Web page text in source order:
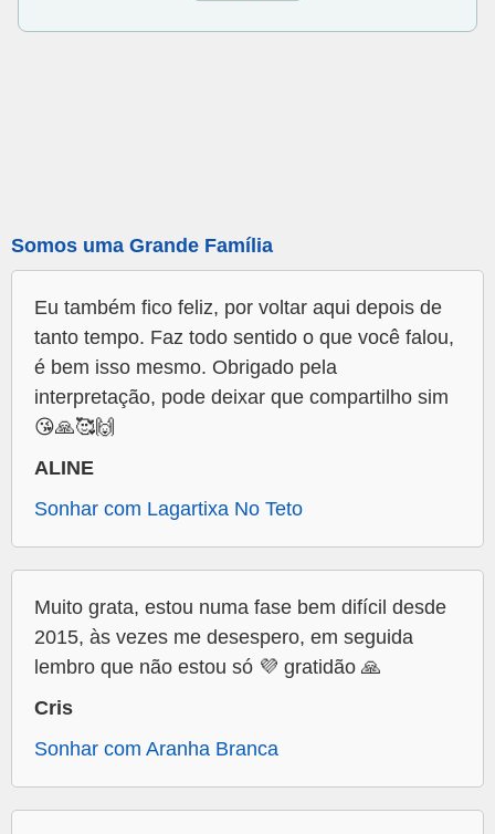
Somos uma Grande Família
Eu também fico feliz, por voltar aqui depois de
tanto tempo. Faz todo sentido o que você falou,
é bem isso mesmo. Obrigado pela
interpretação, pode deixar que compartilho sim
😘🙏🥰🙌
ALINE
Sonhar com Lagartixa No Teto
Muito grata, estou numa fase bem difícil desde
2015, às vezes me desespero, em seguida
lembro que não estou só 💜 gratidão 🙏
Cris
Sonhar com Aranha Branca